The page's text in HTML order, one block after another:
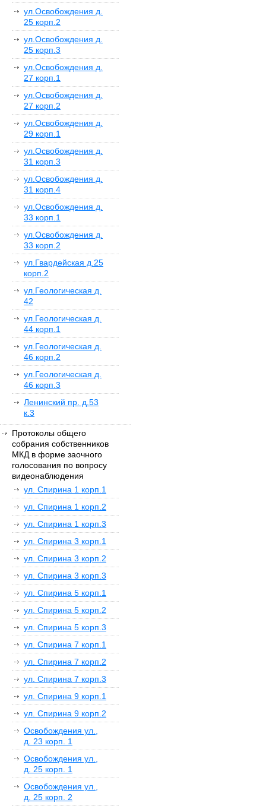
ул.Освобождения д.
25 корп.2
ул.Освобождения д.
25 корп.3
ул.Освобождения д.
27 корп.1
ул.Освобождения д.
27 корп.2
ул.Освобождения д.
29 корп.1
ул.Освобождения д.
31 корп.3
ул.Освобождения д.
31 корп.4
ул.Освобождения д.
33 корп.1
ул.Освобождения д.
33 корп.2
ул.Гвардейская д.25
корп.2
ул.Геологическая д.
42
ул.Геологическая д.
44 корп.1
ул.Геологическая д.
46 корп.2
ул.Геологическая д.
46 корп.3
Ленинский пр. д.53
к.3
Протоколы общего
собрания собственников
МКД в форме заочного
голосования по вопросу
видеонаблюдения
ул. Спирина 1 корп.1
ул. Спирина 1 корп.2
ул. Спирина 1 корп.3
ул. Спирина 3 корп.1
ул. Спирина 3 корп.2
ул. Спирина 3 корп.3
ул. Спирина 5 корп.1
ул. Спирина 5 корп.2
ул. Спирина 5 корп.3
ул. Спирина 7 корп.1
ул. Спирина 7 корп.2
ул. Спирина 7 корп.3
ул. Спирина 9 корп.1
ул. Спирина 9 корп.2
Освобождения ул.,
д. 23 корп. 1
Освобождения ул.,
д. 25 корп. 1
Освобождения ул.,
д. 25 корп. 2